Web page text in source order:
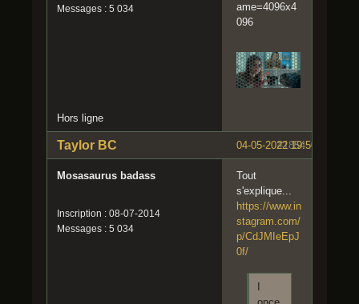
Messages : 5 034
Hors ligne
#1854
04-05-2022 19:50:10
Taylor BC
Mosasaurus badass
Inscription : 08-07-2014
Messages : 5 034
Tout
s'explique...
https://www.in
stagram.com/
p/CdJMIeEpJ
0f/